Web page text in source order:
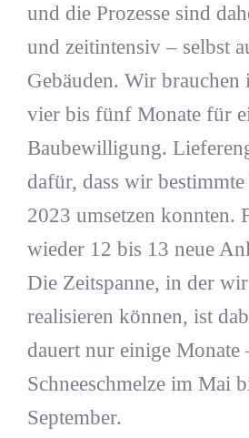
und die Prozesse sind
und zeitintensiv – selbst
Gebäuden. Wir brauchen
vier bis fünf Monate für
Baubewilligung.
dafür, dass wir
2023 umsetzen konnten.
wieder 12 bis 13 neue
Die Zeitspanne, in der
realisieren können, ist
dauert nur einige Monate
Schneeschmelze im Mai
September.